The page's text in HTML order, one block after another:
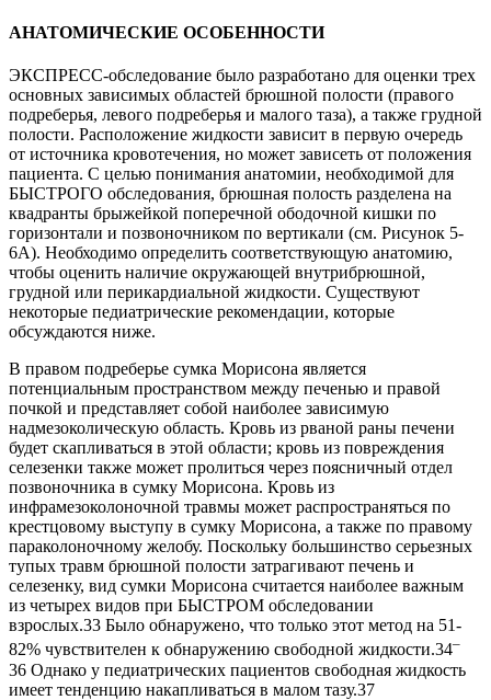
АНАТОМИЧЕСКИЕ ОСОБЕННОСТИ
ЭКСПРЕСС-обследование было разработано для оценки трех
основных зависимых областей брюшной полости (правого
подреберья, левого подреберья и малого таза), а также грудной
полости. Расположение жидкости зависит в первую очередь
от источника кровотечения, но может зависеть от положения
пациента. С целью понимания анатомии, необходимой для
БЫСТРОГО обследования, брюшная полость разделена на
квадранты брыжейкой поперечной ободочной кишки по
горизонтали и позвоночником по вертикали (см. Рисунок 5-
6А). Необходимо определить соответствующую анатомию,
чтобы оценить наличие окружающей внутрибрюшной,
грудной или перикардиальной жидкости. Существуют
некоторые педиатрические рекомендации, которые
обсуждаются ниже.
В правом подреберье сумка Морисона является
потенциальным пространством между печенью и правой
почкой и представляет собой наиболее зависимую
надмезоколическую область. Кровь из рваной раны печени
будет скапливаться в этой области; кровь из повреждения
селезенки также может пролиться через поясничный отдел
позвоночника в сумку Морисона. Кровь из
инфрамезоколоночной травмы может распространяться по
крестцовому выступу в сумку Морисона, а также по правому
параколоночному желобу. Поскольку большинство серьезных
тупых травм брюшной полости затрагивают печень и
селезенку, вид сумки Морисона считается наиболее важным
из четырех видов при БЫСТРОМ обследовании
взрослых.33 Было обнаружено, что только этот метод на 51-
82% чувствителен к обнаружению свободной жидкости.34–
36 Однако у педиатрических пациентов свободная жидкость
имеет тенденцию накапливаться в малом тазу.37